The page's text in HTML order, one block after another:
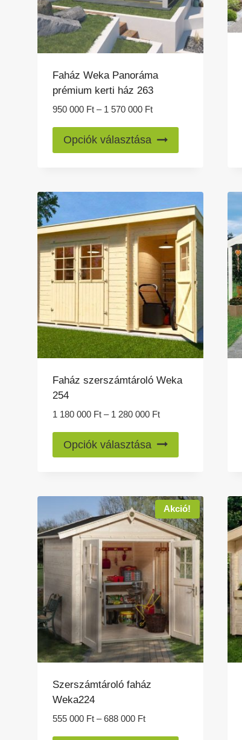
ki
Faház Weka Panoráma
prémium kerti ház 263
950 000 Ft – 1 570 000 FtÁrtartomány:
000 Ft
000 Ft
Opciók választása
a
van.
A
változatok
termékoldalon
választhatók
ki
Faház szerszámtároló Weka
254
1 180 000 Ft – 1 280 000 FtÁrtartomány:
180
000 Ft
280
000 Ft
Opciók választása
a
variációja
van.
A
változatok
a
termékoldalon
választhatók
ki
Akció!
Szerszámtároló faház
Weka224
555 000 Ft – 688 000 FtÁrtartomány: